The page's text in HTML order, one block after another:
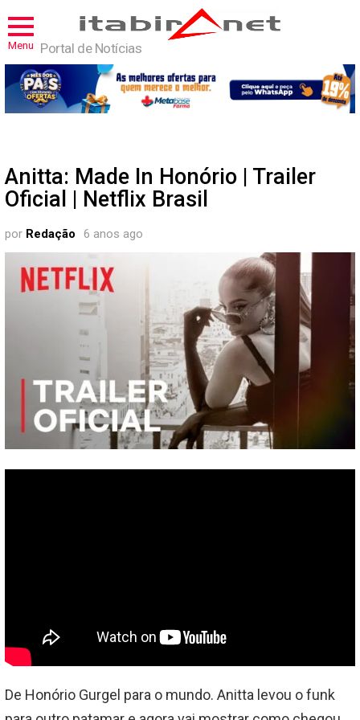
Menu Portal de Notícias
Anitta: Made In Honório | Trailer
Oficial | Netflix Brasil
por Redação 6 anos ago
De Honório Gurgel para o mundo. Anitta levou o funk